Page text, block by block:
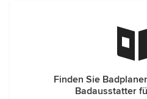
Finden Sie
Badausstatter